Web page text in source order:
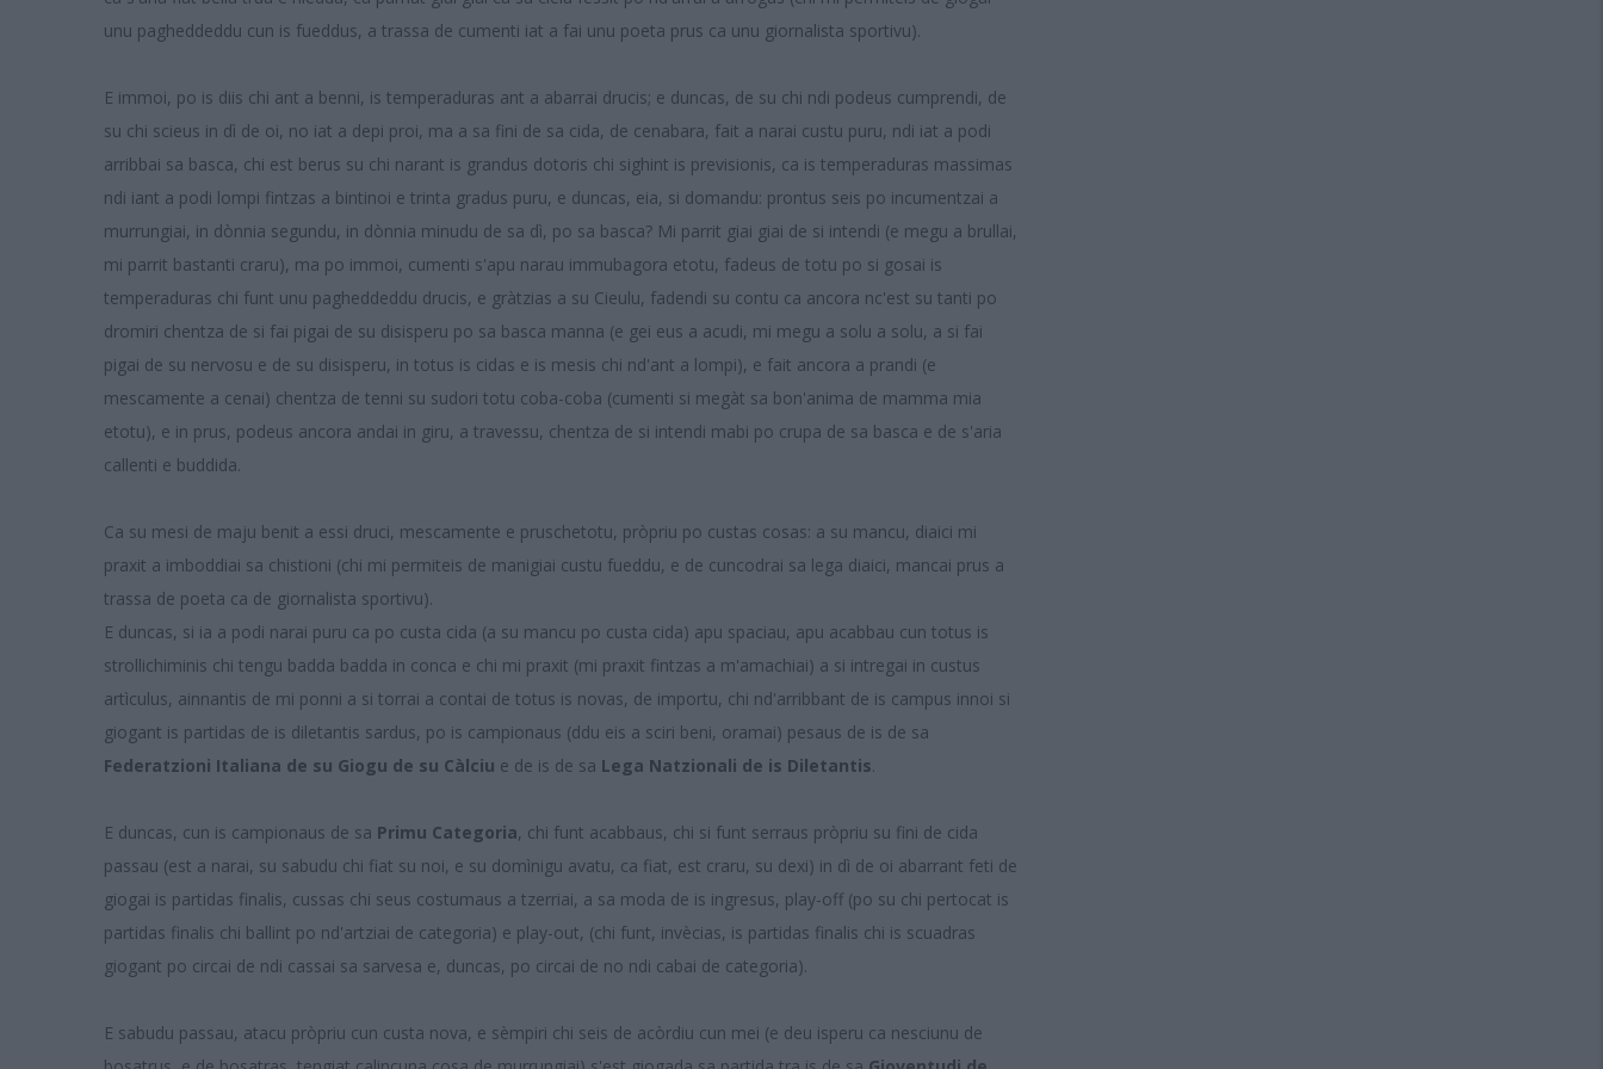
unu pagheddeddu cun is fueddus, a trassa de cumenti iat a fai unu poeta prus ca unu giornalista sportivu).
E immoi, po is diis chi ant a benni, is temperaduras ant a abarrai drucis; e duncas, de su chi ndi podeus cumprendi, de
su chi scieus in dì de oi, no iat a depi proi, ma a sa fini de sa cida, de cenabara, fait a narai custu puru, ndi iat a podi
arribbai sa basca, chi est berus su chi narant is grandus dotoris chi sighint is previsionis, ca is temperaduras massimas
ndi iant a podi lompi fintzas a bintinoi e trinta gradus puru, e duncas, eia, si domandu: prontus seis po incumentzai a
murrungiai, in dònnia segundu, in dònnia minudu de sa dì, po sa basca? Mi parrit giai giai de si intendi (e megu a brullai,
mi parrit bastanti craru), ma po immoi, cumenti s'apu narau immubagora etotu, fadeus de totu po si gosai is
temperaduras chi funt unu pagheddeddu drucis, e gràtzias a su Cieulu, fadendi su contu ca ancora nc'est su tanti po
dromiri chentza de si fai pigai de su disisperu po sa basca manna (e gei eus a acudi, mi megu a solu a solu, a si fai
pigai de su nervosu e de su disisperu, in totus is cidas e is mesis chi nd'ant a lompi), e fait ancora a prandi (e
mescamente a cenai) chentza de tenni su sudori totu coba-coba (cumenti si megàt sa bon'anima de mamma mia
etotu), e in prus, podeus ancora andai in giru, a travessu, chentza de si intendi mabi po crupa de sa basca e de s'aria
callenti e buddida.
Ca su mesi de maju benit a essi druci, mescamente e pruschetotu, pròpriu po custas cosas: a su mancu, diaici mi
praxit a imboddiai sa chistioni (chi mi permiteis de manigiai custu fueddu, e de cuncodrai sa lega diaici, mancai prus a
trassa de poeta ca de giornalista sportivu).
E duncas, si ia a podi narai puru ca po custa cida (a su mancu po custa cida) apu spaciau, apu acabbau cun totus is
strollichiminis chi tengu badda badda in conca e chi mi praxit (mi praxit fintzas a m'amachiai) a si intregai in custus
artìculus, ainnantis de mi ponni a si torrai a contai de totus is novas, de importu, chi nd'arribbant de is campus innoi si
giogant is partidas de is diletantis sardus, po is campionaus (ddu eis a sciri beni, oramai) pesaus de is de sa
Federatzioni Italiana de su Giogu de su Càlciu e de is de sa Lega Natzionali de is Diletantis.
E duncas, cun is campionaus de sa Primu Categoria, chi funt acabbaus, chi si funt serraus pròpriu su fini de cida
passau (est a narai, su sabudu chi fiat su noi, e su domìnigu avatu, ca fiat, est craru, su dexi) in dì de oi abarrant feti de
giogai is partidas finalis, cussas chi seus costumaus a tzerriai, a sa moda de is ingresus, play-off (po su chi pertocat is
partidas finalis chi ballint po nd'artziai de categoria) e play-out, (chi funt, invècias, is partidas finalis chi is scuadras
giogant po circai de ndi cassai sa sarvesa e, duncas, po circai de no ndi cabai de categoria).
E sabudu passau, atacu pròpriu cun custa nova, e sèmpiri chi seis de acòrdiu cun mei (e deu isperu ca nesciunu de